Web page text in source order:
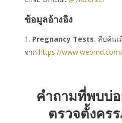
ข้อมูลอ้างอิง
Pregnancy Tests. สืบค้นเ
จาก https://
คำถามที่พบบ่อ
ตรวจตั้งคร